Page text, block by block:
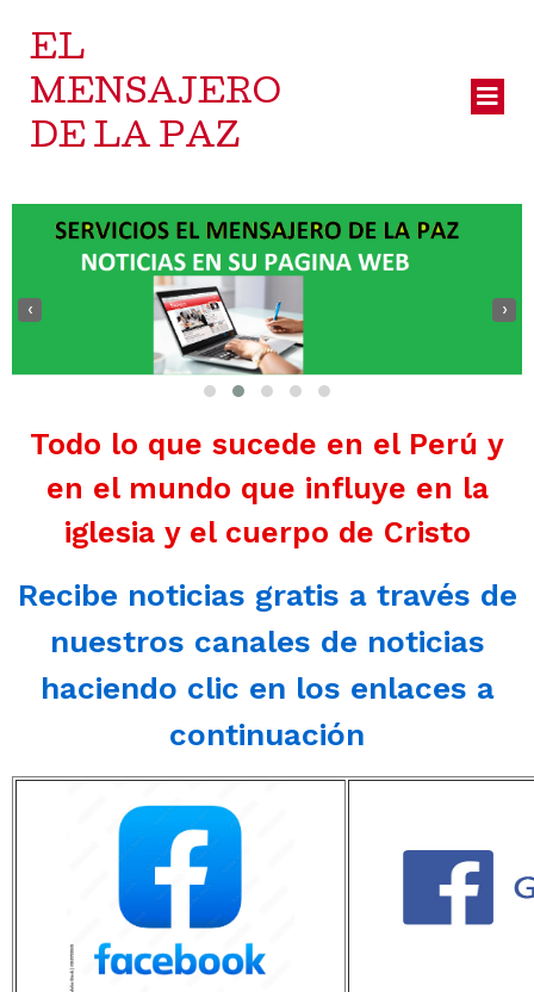
EL
MENSAJERO
DE LA PAZ
‹ ›
Todo lo que sucede en el Perú y
en el mundo que influye en la
iglesia y el cuerpo de Cristo
Recibe noticias gratis a través de
nuestros canales de noticias
haciendo clic en los enlaces a
continuación